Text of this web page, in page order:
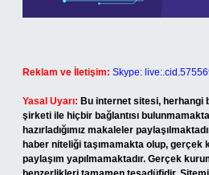
Reklam ve İletişim: Skype:
Yasal Uyarı: Bu internet sitesi, herhangi
şirketi ile hiçbir bağlantısı
hazırladığımız makaleler
haber niteliği taşımamakta olup, gerçek
paylaşım yapılmamaktadır. Gerçek